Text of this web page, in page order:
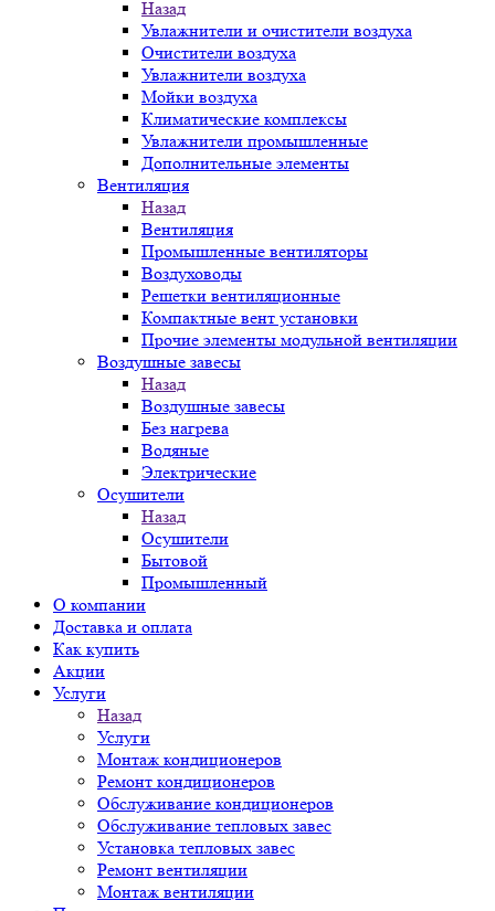
Назад
Увлажнители и очистители воздуха
Очистители воздуха
Увлажнители воздуха
Мойки воздуха
Климатические комплексы
Увлажнители промышленные
Дополнительные элементы
Вентиляция
Назад
Вентиляция
Промышленные вентиляторы
Воздуховоды
Решетки вентиляционные
Компактные вент установки
Прочие элементы модульной вентиляции
Воздушные завесы
Назад
Воздушные завесы
Без нагрева
Водяные
Электрические
Осушители
Назад
Осушители
Бытовой
Промышленный
О компании
Доставка и оплата
Как купить
Акции
Услуги
Назад
Услуги
Монтаж кондиционеров
Ремонт кондиционеров
Обслуживание кондиционеров
Обслуживание тепловых завес
Установка тепловых завес
Ремонт вентиляции
Монтаж вентиляции